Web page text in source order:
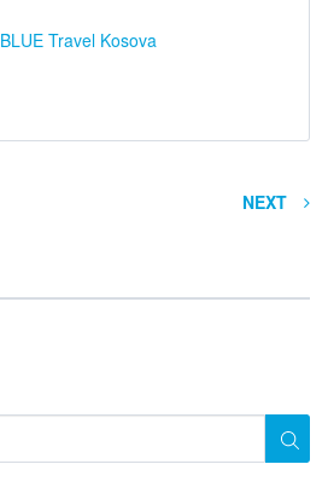
BLUE Travel Kosova
NEXT